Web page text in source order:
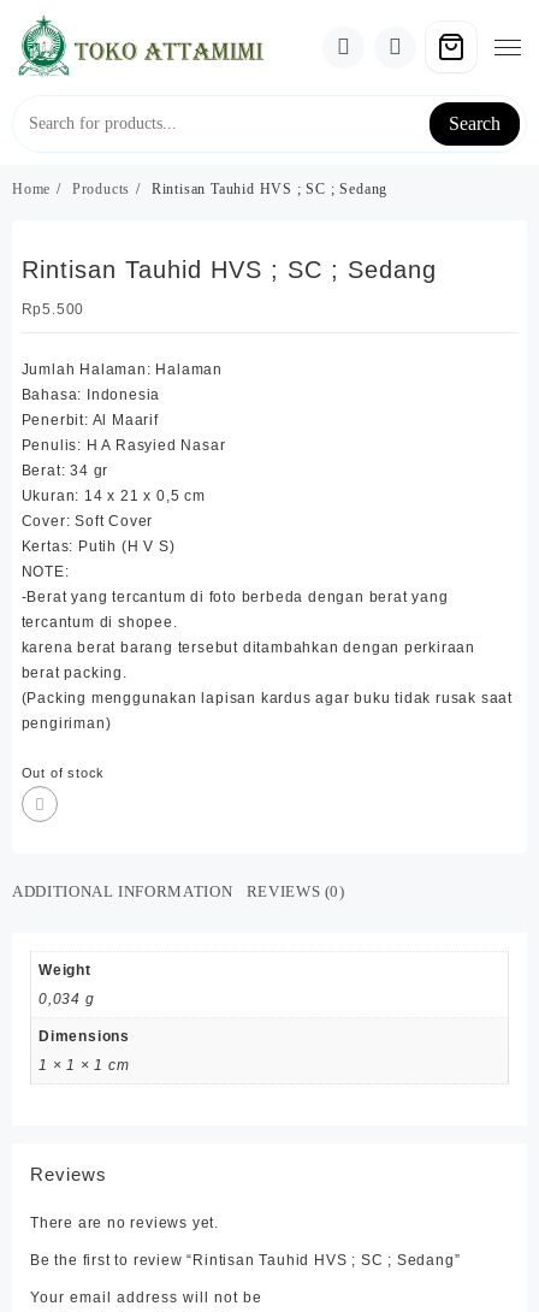
content
Search
Home Products Rintisan Tauhid HVS ; SC ; Sedang
Rintisan Tauhid HVS ; SC ; Sedang
Rp5.500
Jumlah Halaman: Halaman
Bahasa: Indonesia
Penerbit: Al Maarif
Penulis: H A Rasyied Nasar
Berat: 34 gr
Ukuran: 14 x 21 x 0,5 cm
Cover: Soft Cover
Kertas: Putih (H V S)
NOTE:
-Berat yang tercantum di foto berbeda dengan berat yang
tercantum di shopee.
karena berat barang tersebut ditambahkan dengan perkiraan
berat packing.
(Packing menggunakan lapisan kardus agar buku tidak rusak saat
pengiriman)
Out of stock
ADDITIONAL INFORMATION REVIEWS (0)
Weight
0,034 g
Dimensions
1 × 1 × 1 cm
Reviews
There are no reviews yet.
Be the first to review “Rintisan Tauhid HVS ; SC ; Sedang”
Your email address will not be